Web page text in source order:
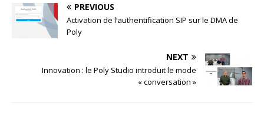
PREVIOUS
Activation de l’authentification SIP sur le DMA de
Poly
NEXT
Innovation : le Poly Studio introduit le mode
« conversation »